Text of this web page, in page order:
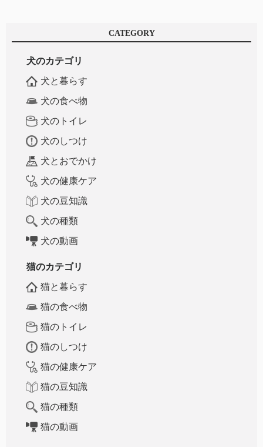
CATEGORY
犬のカテゴリ
犬と暮らす
犬の食べ物
犬のトイレ
犬のしつけ
犬とおでかけ
犬の健康ケア
犬の豆知識
犬の種類
犬の動画
猫のカテゴリ
猫と暮らす
猫の食べ物
猫のトイレ
猫のしつけ
猫の健康ケア
猫の豆知識
猫の種類
猫の動画